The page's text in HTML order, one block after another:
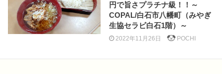
円で旨さプラチナ級！！～
COPAL/白石市八幡町（みやぎ
生協セラビ白石1階）～
2022年11月26日 POCHI